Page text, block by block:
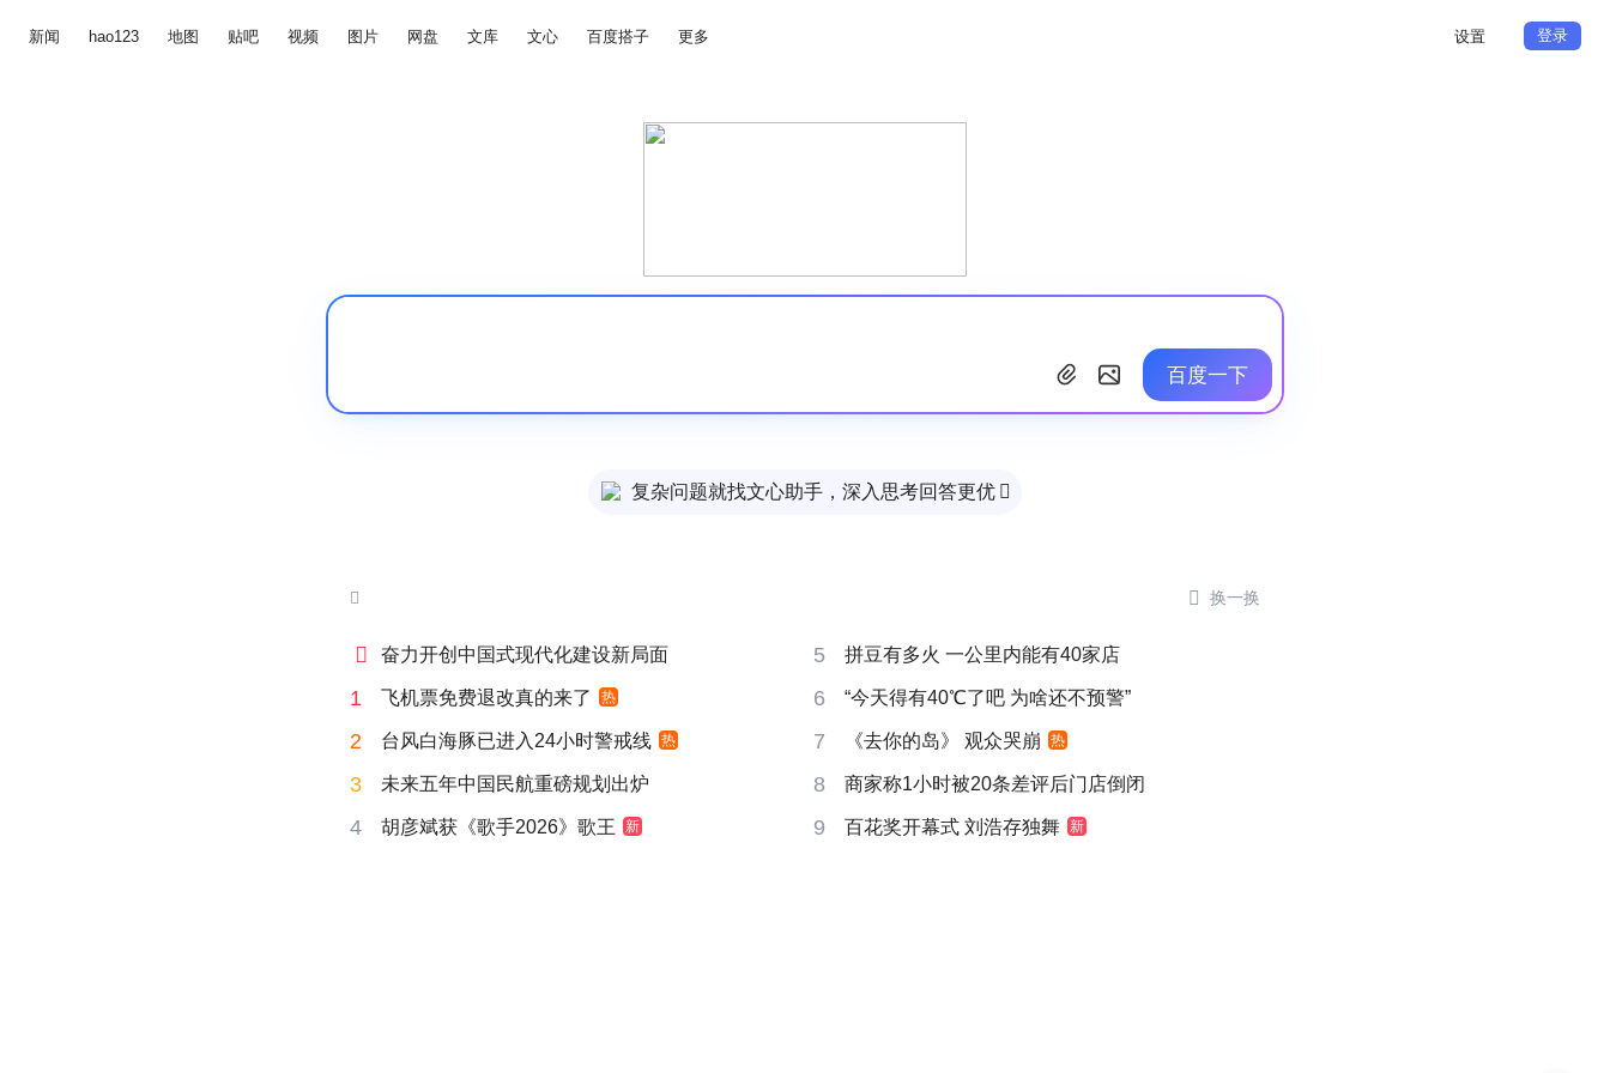
新闻 hao123 地图 贴吧 视频 图片 网盘 文库 文心 百度搭子 更多 设置 登录
百度一下
复杂问题就找文心助手，深入思考回答更优 
  换一换
 奋力开创中国式现代化建设新局面 5 拼豆有多火 一公里内能有40家店
1 飞机票免费退改真的来了 热 6 “今天得有40℃了吧 为啥还不预警”
2 台风白海豚已进入24小时警戒线 热 7 《去你的岛》 观众哭崩 热
3 未来五年中国民航重磅规划出炉 8 商家称1小时被20条差评后门店倒闭
4 胡彦斌获《歌手2026》歌王 新 9 百花奖开幕式 刘浩存独舞 新